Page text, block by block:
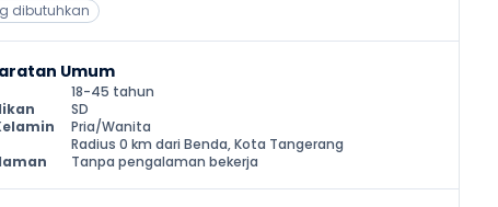
dibutuhkan
Umum
18-45 tahun
SD
Pria/Wanita
Radius 0 km dari Benda, Kota Tangerang
Tanpa pengalaman bekerja